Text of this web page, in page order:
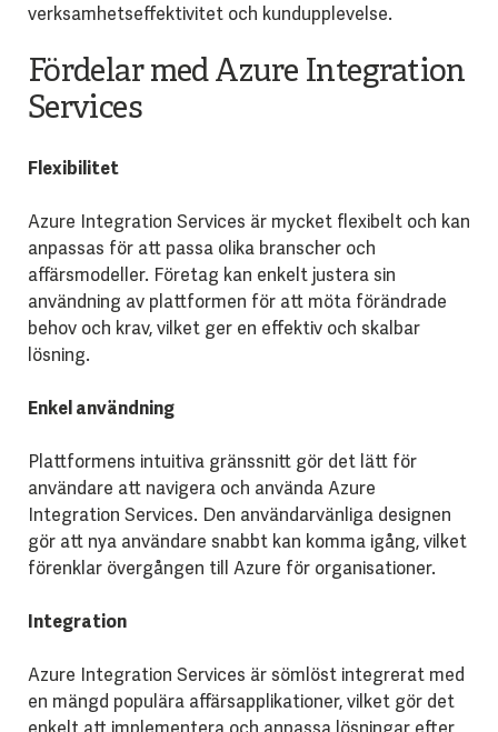
verksamhetseffektivitet och kundupplevelse.
Fördelar med Azure Integration
Services
Flexibilitet
Azure Integration Services är mycket flexibelt och kan
anpassas för att passa olika branscher och
affärsmodeller. Företag kan enkelt justera sin
användning av plattformen för att möta förändrade
behov och krav, vilket ger en effektiv och skalbar
lösning.
Enkel användning
Plattformens intuitiva gränssnitt gör det lätt för
användare att navigera och använda Azure
Integration Services. Den användarvänliga designen
gör att nya användare snabbt kan komma igång, vilket
förenklar övergången till Azure för organisationer.
Integration
Azure Integration Services är sömlöst integrerat med
en mängd populära affärsapplikationer, vilket gör det